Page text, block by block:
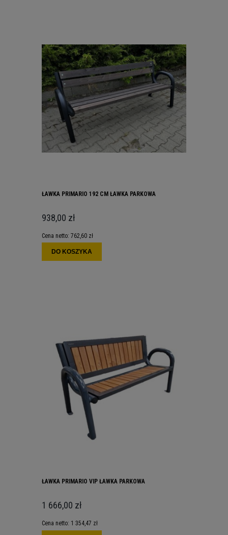
ŁAWKA PRIMARIO 192 CM ŁAWKA PARKOWA
938,00 zł
Cena netto: 762,60 zł
DO KOSZYKA
ŁAWKA PRIMARIO VIP ŁAWKA PARKOWA
1 666,00 zł
Cena netto: 1 354,47 zł